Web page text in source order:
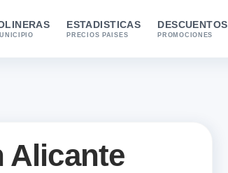
ESTADISTICAS
PRECIOS PAISES
DESCUENTOS
PROMOCIONES
Alicante